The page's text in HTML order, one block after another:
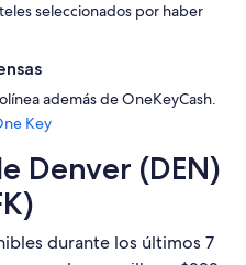
seleccionados por haber
además de OneKeyCash.
Key
Denver (DEN)
durante los últimos 7